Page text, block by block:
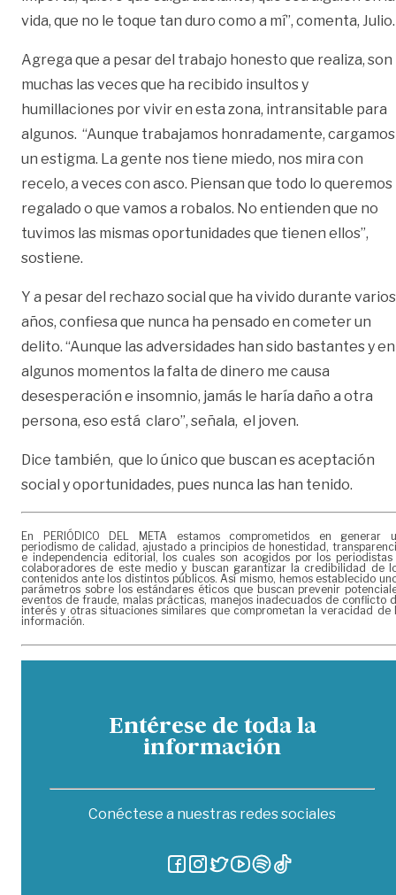
vida, que no le toque tan duro como a mí”, comenta, Julio.
Agrega que a pesar del trabajo honesto que realiza, son
muchas las veces que ha recibido insultos y
humillaciones por vivir en esta zona, intransitable para
algunos. “Aunque trabajamos honradamente, cargamos
un estigma. La gente nos tiene miedo, nos mira con
recelo, a veces con asco. Piensan que todo lo queremos
regalado o que vamos a robalos. No entienden que no
tuvimos las mismas oportunidades que tienen ellos”,
sostiene.
Y a pesar del rechazo social que ha vivido durante varios
años, confiesa que nunca ha pensado en cometer un
delito. “Aunque las adversidades han sido bastantes y en
algunos momentos la falta de dinero me causa
desesperación e insomnio, jamás le haría daño a otra
persona, eso está claro”, señala, el joven.
Dice también, que lo único que buscan es aceptación
social y oportunidades, pues nunca las han tenido.
En PERIÓDICO DEL META estamos comprometidos en generar
periodismo de calidad, ajustado a principios de honestidad,
e independencia editorial, los cuales son acogidos por los periodistas
colaboradores de este medio y buscan garantizar la credibilidad de
contenidos ante los distintos públicos. Así mismo, hemos establecido
parámetros sobre los estándares éticos que buscan prevenir
eventos de fraude, malas prácticas, manejos inadecuados de conflicto
interés y otras situaciones similares que comprometan la veracidad de
información.
Entérese de toda la
información
Conéctese a nuestras redes sociales